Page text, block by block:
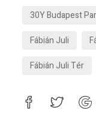
30Y Budapest
Fábián Juli
Fábián Juli Tér